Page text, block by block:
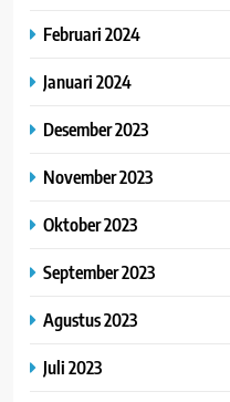
Februari 2024
Januari 2024
Desember 2023
November 2023
Oktober 2023
September 2023
Agustus 2023
Juli 2023